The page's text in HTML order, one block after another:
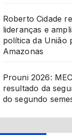
Roberto Cidade
lideranças e
política da União
Amazonas
Prouni 2026:
resultado da
do segundo